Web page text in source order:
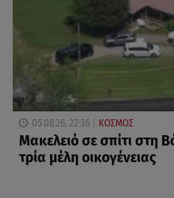
05.08.26, 22:36 ΚΟΣΜΟΣ
Μακελειό σε σπίτι στη
τρία μέλη οικογένειας